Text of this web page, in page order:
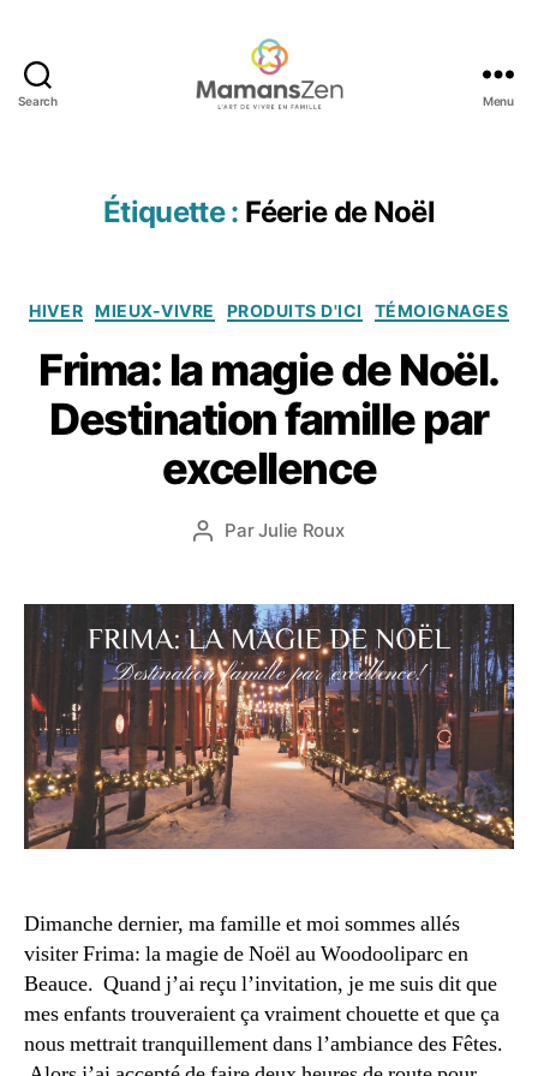
Search Menu
Étiquette : Féerie de Noël
Catégories
HIVER MIEUX-VIVRE PRODUITS D'ICI TÉMOIGNAGES
Frima: la magie de Noël.
Destination famille par
excellence
Auteur
ParJulie Roux
Date
5
d
é
c
e
m
r
0
1
9
Dimanche dernier, ma famille et moi sommes allés
visiter Frima: la magie de Noël au Woodooliparc en
Beauce. Quand j’ai reçu l’invitation, je me suis dit que
mes enfants trouveraient ça vraiment chouette et que ça
nous mettrait tranquillement dans l’ambiance des Fêtes.
A
c